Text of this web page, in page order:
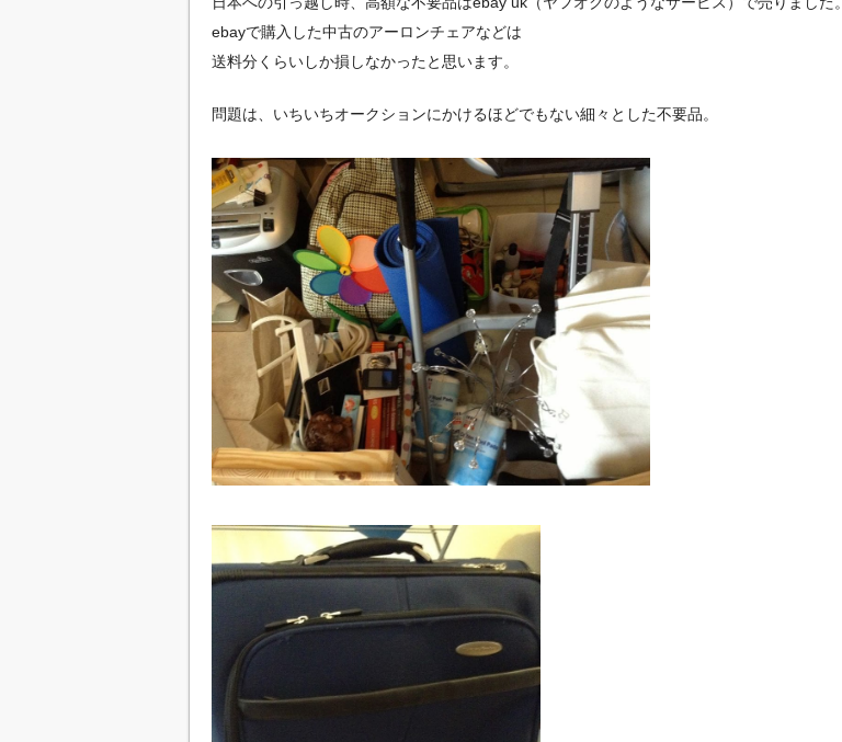
ebayで購入した中古のアーロンチェアなどは
送料分くらいしか損しなかったと思います。
問題は、いちいちオークションにかけるほどでもない細々とした不要品。